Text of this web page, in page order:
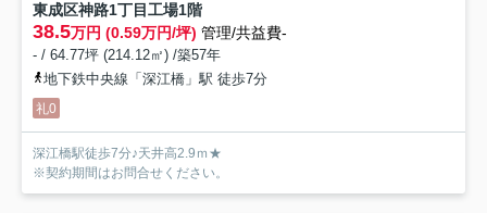
東成区神路1丁目工場1階
38.5万円 (0.59万円/坪) 管理/共益費-
- / 64.77坪 (214.12㎡) /築57年
地下鉄中央線「深江橋」駅 徒歩7分
礼0
深江橋駅徒歩7分♪天井高2.9ｍ★
※契約期間はお問合せください。